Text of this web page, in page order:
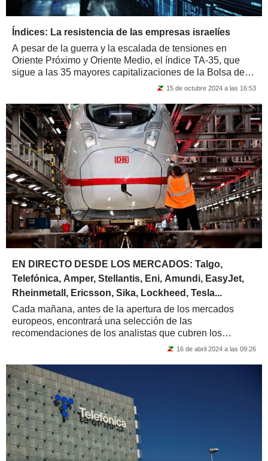
Índices: La resistencia de las empresas israelíes
A pesar de la guerra y la escalada de tensiones en
Oriente Próximo y Oriente Medio, el índice TA-35, que
sigue a las 35 mayores capitalizaciones de la Bolsa de
Tel Aviv , ha subido más de un 13%...15 de octubre 2024 a las 16:53
EN DIRECTO DESDE LOS MERCADOS: Talgo,
Telefónica, Amper, Stellantis, Eni, Amundi, EasyJet,
Rheinmetall, Ericsson, Sika, Lockheed, Tesla...
Cada mañana, antes de la apertura de los mercados
europeos, encontrará una selección de las
recomendaciones de los analistas que cubren los
principales mercados del Viejo Continente. La lista sólo...
16 de abril 2024 a las 09:26